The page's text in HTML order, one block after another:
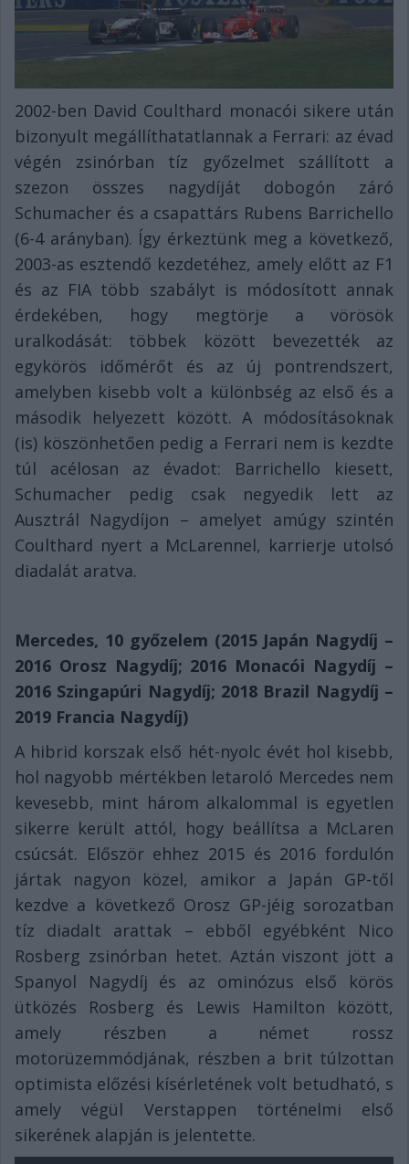
2002-ben David Coulthard monacói sikere után
bizonyult megállíthatatlannak a Ferrari: az évad
végén zsinórban tíz győzelmet szállított a
szezon összes nagydíját dobogón záró
Schumacher és a csapattárs Rubens Barrichello
(6-4 arányban). Így érkeztünk meg a következő,
2003-as esztendő kezdetéhez, amely előtt az F1
és az FIA több szabályt is módosított annak
érdekében, hogy megtörje a vörösök
uralkodását: többek között bevezették az
egykörös időmérőt és az új pontrendszert,
amelyben kisebb volt a különbség az első és a
második helyezett között. A módosításoknak
(is) köszönhetően pedig a Ferrari nem is kezdte
túl acélosan az évadot: Barrichello kiesett,
Schumacher pedig csak negyedik lett az
Ausztrál Nagydíjon – amelyet amúgy szintén
Coulthard nyert a McLarennel, karrierje utolsó
diadalát aratva.
Mercedes, 10 győzelem (2015 Japán Nagydíj –
2016 Orosz Nagydíj; 2016 Monacói Nagydíj –
2016 Szingapúri Nagydíj; 2018 Brazil Nagydíj –
2019 Francia Nagydíj)
A hibrid korszak első hét-nyolc évét hol kisebb,
hol nagyobb mértékben letaroló Mercedes nem
kevesebb, mint három alkalommal is egyetlen
sikerre került attól, hogy beállítsa a McLaren
csúcsát. Először ehhez 2015 és 2016 fordulón
jártak nagyon közel, amikor a Japán GP-től
kezdve a következő Orosz GP-jéig sorozatban
tíz diadalt arattak – ebből egyébként Nico
Rosberg zsinórban hetet. Aztán viszont jött a
Spanyol Nagydíj és az ominózus első körös
ütközés Rosberg és Lewis Hamilton között,
amely részben a német rossz
motorüzemmódjának, részben a brit túlzottan
optimista előzési kísérletének volt betudható, s
amely végül Verstappen történelmi első
sikerének alapján is jelentette.